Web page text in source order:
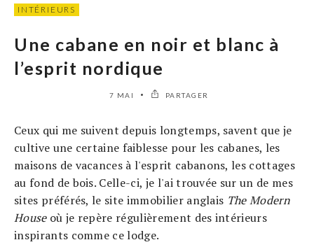
INTÉRIEURS
Une cabane en noir et blanc à
l’esprit nordique
7 MAI PARTAGER
Ceux qui me suivent depuis longtemps, savent que je
cultive une certaine faiblesse pour les cabanes, les
maisons de vacances à l'esprit cabanons, les cottages
au fond de bois. Celle-ci, je l'ai trouvée sur un de mes
sites préférés, le site immobilier anglais The Modern
Houseoù je repère régulièrement des intérieurs
inspirants comme ce lodge.